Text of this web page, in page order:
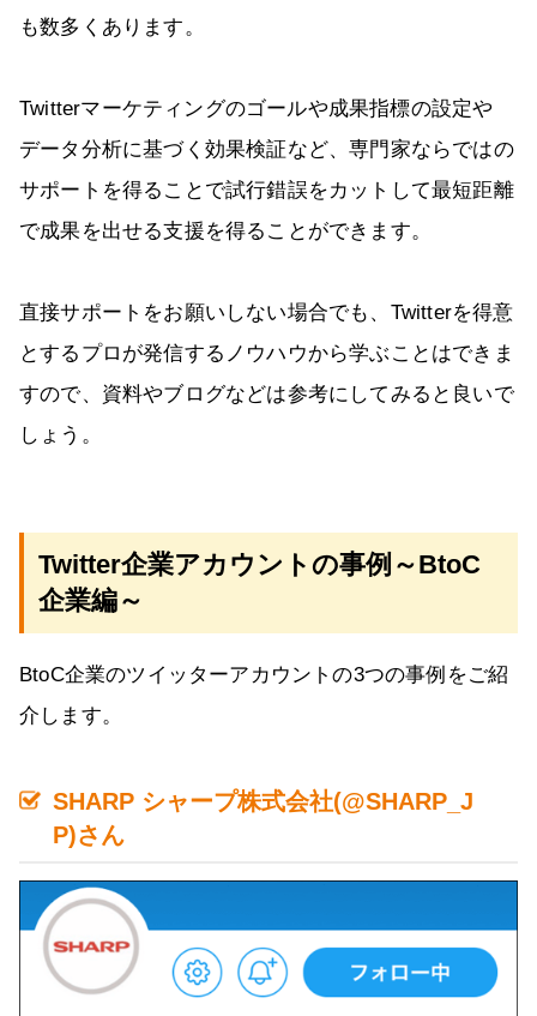
も数多くあります。
Twitterマーケティングのゴールや成果指標の設定や
データ分析に基づく効果検証など、専門家ならではの
サポートを得ることで試行錯誤をカットして最短距離
で成果を出せる支援を得ることができます。
直接サポートをお願いしない場合でも、Twitterを得意
とするプロが発信するノウハウから学ぶことはできま
すので、資料やブログなどは参考にしてみると良いで
しょう。
Twitter企業アカウントの事例～BtoC
企業編～
BtoC企業のツイッターアカウントの3つの事例をご紹
介します。
SHARP シャープ株式会社(@SHARP_J
P)さん